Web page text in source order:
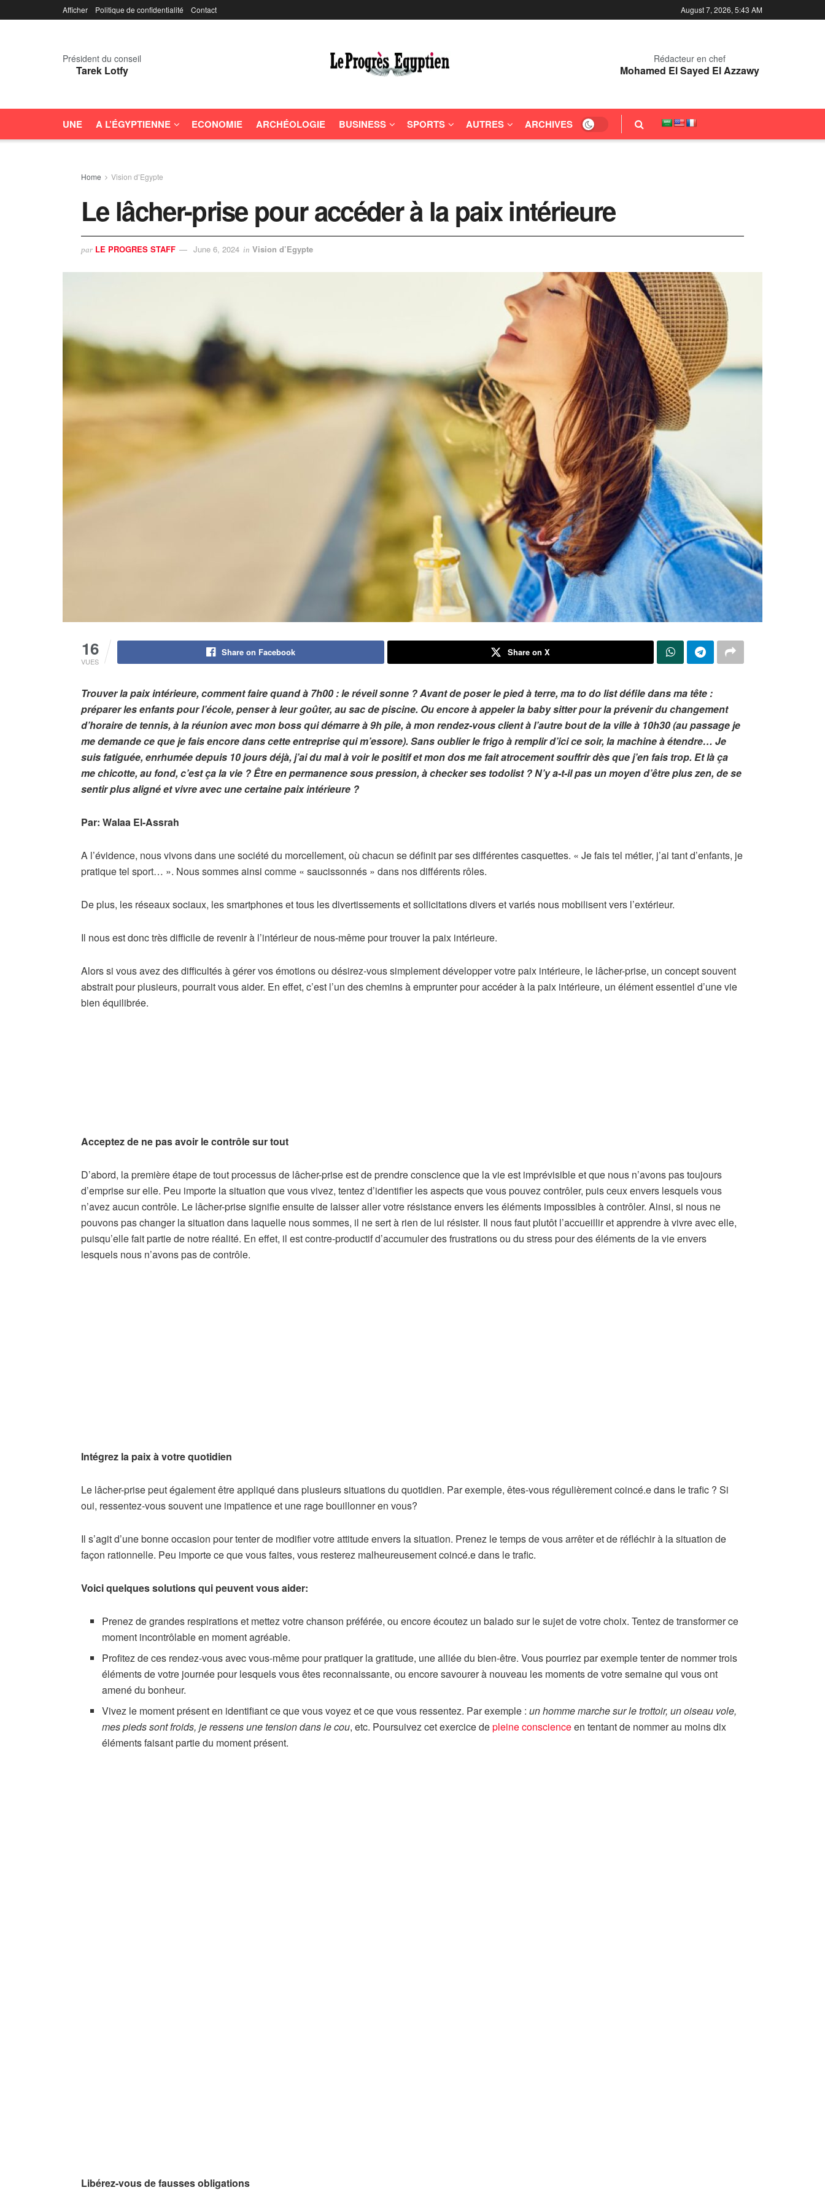
Afficher Politique de confidentialité Contact August 7, 2026, 5:43 AM
Président du conseil
Tarek Lotfy
Rédacteur en chef
Mohamed El Sayed El Azzawy
UNE A L’ÉGYPTIENNE ECONOMIE ARCHÉOLOGIE BUSINESS SPORTS AUTRES ARCHIVES
Home Vision d’Egypte
Le lâcher-prise pour accéder à la paix intérieure
par LE PROGRES STAFF June 6, 2024 in Vision d’Egypte
16
VUES
Share on Facebook Share on X
Trouver la paix intérieure, comment faire quand à 7h00 : le réveil sonne ? Avant de poser le pied à terre, ma to do list défile dans ma tête :
préparer les enfants pour l’école, penser à leur goûter, au sac de piscine. Ou encore à appeler la baby sitter pour la prévenir du changement
d’horaire de tennis, à la réunion avec mon boss qui démarre à 9h pile, à mon rendez-vous client à l’autre bout de la ville à 10h30 (au passage je
me demande ce que je fais encore dans cette entreprise qui m’essore). Sans oublier le frigo à remplir d’ici ce soir, la machine à étendre… Je
suis fatiguée, enrhumée depuis 10 jours déjà, j’ai du mal à voir le positif et mon dos me fait atrocement souffrir dès que j’en fais trop. Et là ça
me chicotte, au fond, c’est ça la vie ? Être en permanence sous pression, à checker ses todolist ? N’y a-t-il pas un moyen d’être plus zen, de se
sentir plus aligné et vivre avec une certaine paix intérieure ?
Par: Walaa El-Assrah
A l’évidence, nous vivons dans une société du morcellement, où chacun se définit par ses différentes casquettes. « Je fais tel métier, j’ai tant d’enfants, je
pratique tel sport… ». Nous sommes ainsi comme « saucissonnés » dans nos différents rôles.
De plus, les réseaux sociaux, les smartphones et tous les divertissements et sollicitations divers et variés nous mobilisent vers l’extérieur.
Il nous est donc très difficile de revenir à l’intérieur de nous-même pour trouver la paix intérieure.
Alors si vous avez des difficultés à gérer vos émotions ou désirez-vous simplement développer votre paix intérieure, le lâcher-prise, un concept souvent
abstrait pour plusieurs, pourrait vous aider. En effet, c’est l’un des chemins à emprunter pour accéder à la paix intérieure, un élément essentiel d’une vie
bien équilibrée.
Acceptez de ne pas avoir le contrôle sur tout
D’abord, la première étape de tout processus de lâcher-prise est de prendre conscience que la vie est imprévisible et que nous n’avons pas toujours
d’emprise sur elle. Peu importe la situation que vous vivez, tentez d’identifier les aspects que vous pouvez contrôler, puis ceux envers lesquels vous
n’avez aucun contrôle. Le lâcher-prise signifie ensuite de laisser aller votre résistance envers les éléments impossibles à contrôler. Ainsi, si nous ne
pouvons pas changer la situation dans laquelle nous sommes, il ne sert à rien de lui résister. Il nous faut plutôt l’accueillir et apprendre à vivre avec elle,
puisqu’elle fait partie de notre réalité. En effet, il est contre-productif d’accumuler des frustrations ou du stress pour des éléments de la vie envers
lesquels nous n’avons pas de contrôle.
Intégrez la paix à votre quotidien
Le lâcher-prise peut également être appliqué dans plusieurs situations du quotidien. Par exemple, êtes-vous régulièrement coincé.e dans le trafic ? Si
oui, ressentez-vous souvent une impatience et une rage bouillonner en vous?
Il s’agit d’une bonne occasion pour tenter de modifier votre attitude envers la situation. Prenez le temps de vous arrêter et de réfléchir à la situation de
façon rationnelle. Peu importe ce que vous faites, vous resterez malheureusement coincé.e dans le trafic.
Voici quelques solutions qui peuvent vous aider:
Prenez de grandes respirations et mettez votre chanson préférée, ou encore écoutez un balado sur le sujet de votre choix. Tentez de transformer ce
moment incontrôlable en moment agréable.
Profitez de ces rendez-vous avec vous-même pour pratiquer la gratitude, une alliée du bien-être. Vous pourriez par exemple tenter de nommer trois
éléments de votre journée pour lesquels vous êtes reconnaissante, ou encore savourer à nouveau les moments de votre semaine qui vous ont
amené du bonheur.
Vivez le moment présent en identifiant ce que vous voyez et ce que vous ressentez. Par exemple :un homme marche sur le trottoir, un oiseau vole,
mes pieds sont froids, je ressens une tension dans le cou, etc. Poursuivez cet exercice depleine conscienceen tentant de nommer au moins dix
éléments faisant partie du moment présent.
Libérez-vous de fausses obligations